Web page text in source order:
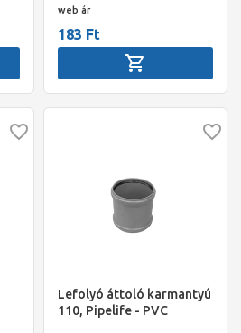
web ár
183 Ft
Lefolyó áttoló karmantyú
110, Pipelife - PVC